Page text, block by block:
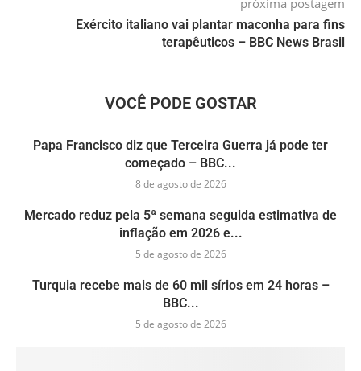
próxima postagem
Exército italiano vai plantar maconha para fins
terapêuticos – BBC News Brasil
VOCÊ PODE GOSTAR
Papa Francisco diz que Terceira Guerra já pode ter
começado – BBC...
8 de agosto de 2026
Mercado reduz pela 5ª semana seguida estimativa de
inflação em 2026 e...
5 de agosto de 2026
Turquia recebe mais de 60 mil sírios em 24 horas –
BBC...
5 de agosto de 2026